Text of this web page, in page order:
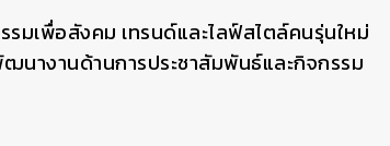
รมเพื่อสังคม เทรนด์และไลฟ์สไตล์คนรุ่นใหม่
นางานด้านการประชาสัมพันธ์และกิจกรรม